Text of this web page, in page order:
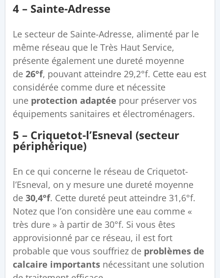
4 – Sainte-Adresse
Le secteur de Sainte-Adresse, alimenté par le
même réseau que le Très Haut Service,
présente également une dureté moyenne
de26°f, pouvant atteindre 29,2°f. Cette eau est
considérée comme dure et nécessite
une protection adaptée pour préserver vos
équipements sanitaires et électroménagers.
5 – Criquetot-l’Esneval (secteur
périphérique)
En ce qui concerne le réseau de Criquetot-
l’Esneval, on y mesure une dureté moyenne
de30,4°f. Cette dureté peut atteindre 31,6°f.
Notez que l’on considère une eau comme «
très dure » à partir de 30°f. Si vous êtes
approvisionné par ce réseau, il est fort
probable que vous souffriez de problèmes de
calcaire importants nécessitant une solution